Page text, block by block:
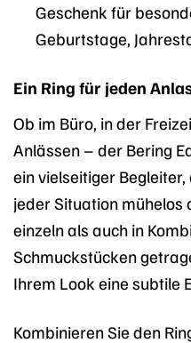
Geschenk für
Geburtstage,
Ein Ring für jeden
Ob im Büro, in der
Anlässen – der Bering
ein vielseitiger
jeder Situation mühelos
einzeln als auch in
Schmuckstücken
Ihrem Look eine subtile
Kombinieren Sie den